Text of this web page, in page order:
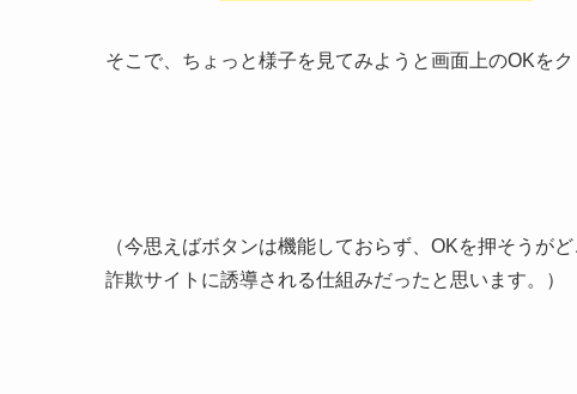
そこで、ちょっと様子を見てみようと画面上のOKを
（今思えばボタンは機能しておらず、OKを押そうが
詐欺サイトに誘導される仕組みだったと思います。）